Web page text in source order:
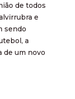
de todos
e
sendo
a
de um novo